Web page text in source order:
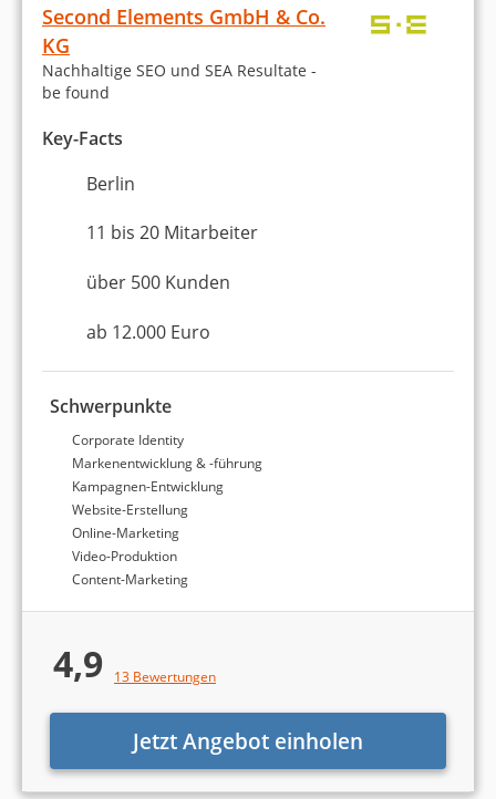
Social Media Marketing (Facebook etc.)
E-Mail-Marketing
Website erstellen / Webdesign
Webentwicklung
WordPress
Erstellung eines Online-Shops
Amazon
Entwicklung einer Digital-Strategie
Content-Marketing
Werbung & Marketing
Markenaufbau und -strategie
Sonstiges
Second Elements GmbH & Co.
KG
Nachhaltige SEO und SEA Resultate -
be found
Key-Facts
Berlin
11 bis 20 Mitarbeiter
über 500 Kunden
ab 12.000 Euro
Schwerpunkte
Corporate Identity
Markenentwicklung & -führung
Kampagnen-Entwicklung
Website-Erstellung
Online-Marketing
Video-Produktion
Content-Marketing
4,9 13 Bewertungen
Jetzt Angebot einholen